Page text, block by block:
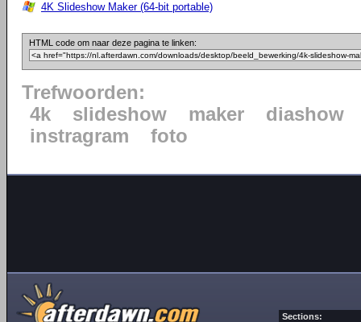
4K Slideshow Maker (64-bit portable)
HTML code om naar deze pagina te linken:
Trefwoorden:
4k
slideshow maker
diashow
instragram
foto
Sections: